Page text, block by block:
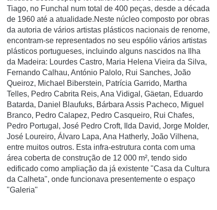
Tiago, no Funchal num total de 400 peças, desde a década
de 1960 até a atualidade.Neste núcleo composto por obras
da autoria de vários artistas plásticos nacionais de renome,
encontram-se representados no seu espólio vários artistas
plásticos portugueses, incluindo alguns nascidos na Ilha
da Madeira: Lourdes Castro, Maria Helena Vieira da Silva,
Fernando Calhau, António Palolo, Rui Sanches, João
Queiroz, Michael Biberstein, Patrícia Garrido, Martha
Telles, Pedro Cabrita Reis, Ana Vidigal, Gäetan, Eduardo
Batarda, Daniel Blaufuks, Bárbara Assis Pacheco, Miguel
Branco, Pedro Calapez, Pedro Casqueiro, Rui Chafes,
Pedro Portugal, José Pedro Croft, Ilda David, Jorge Molder,
José Loureiro, Álvaro Lapa, Ana Hatherly, João Vilhena,
entre muitos outros. Esta infra-estrutura conta com uma
área coberta de construção de 12 000 m², tendo sido
edificado como ampliação da já existente "Casa da Cultura
da Calheta", onde funcionava presentemente o espaço
"Galeria"